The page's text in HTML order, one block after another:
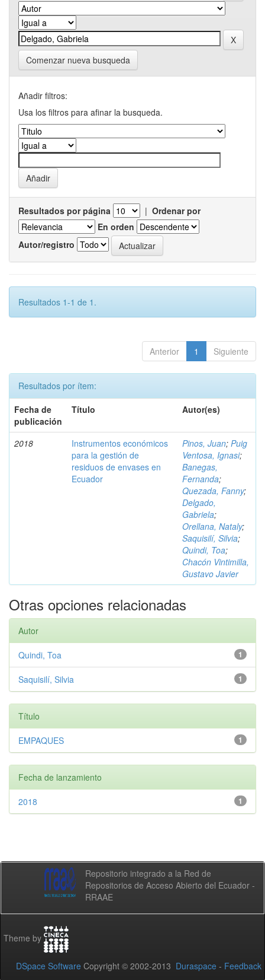
Comenzar nueva busqueda
Añadir filtros:
Usa los filtros para afinar la busqueda.
Resultados por página | Ordenar por
En orden
Autor/registro
Resultados 1-1 de 1.
Anterior 1 Siguiente
Resultados por ítem:
Fecha de
publicación
Título Autor(es)
2018
Instrumentos económicos
para la gestión de
residuos de envases en
Ecuador
Pinos, Juan; Puig
Ventosa, Ignasi;
Banegas,
Fernanda;
Quezada, Fanny;
Delgado,
Gabriela;
Orellana, Nataly;
Saquisilí, Silvia;
Quindi, Toa;
Chacón Vintimilla,
Gustavo Javier
Otras opciones relacionadas
Autor
1
Quindi, Toa
1
Saquisilí, Silvia
Título
1
EMPAQUES
Fecha de lanzamiento
1
2018
Repositorio integrado a la Red de
Repositorios de Acceso Abierto del Ecuador -
RRAAE
Theme by
DSpace Software Copyright © 2002-2013 Duraspace - Feedback